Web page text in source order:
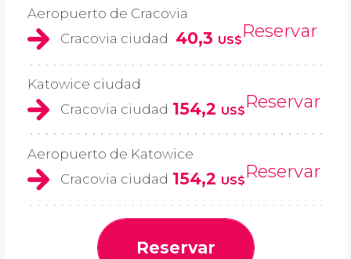
Aeropuerto de Cracovia
Cracovia ciudad 40,3 US$Reservar
Katowice ciudad
Cracovia ciudad 154,2 US$Reservar
Aeropuerto de Katowice
Cracovia ciudad 154,2 US$Reservar
Reservar